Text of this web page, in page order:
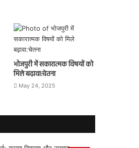
भोजपुरी में सकारात्मक विषयों को
मिले बढ़ावा:चेतना
May 24, 2025